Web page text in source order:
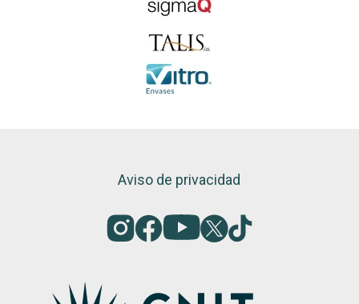
Aviso de privacidad